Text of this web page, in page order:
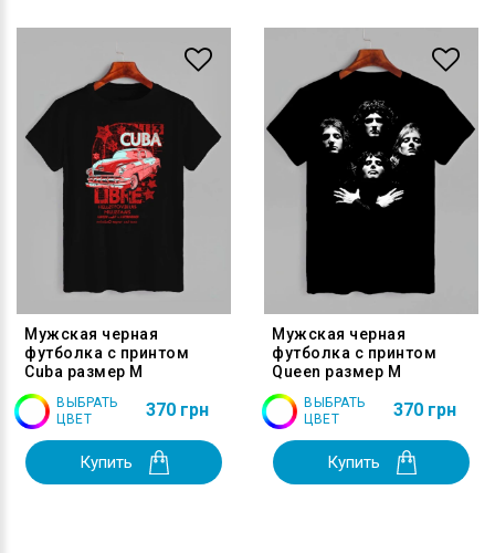
Мужская черная
футболка с принтом
Cuba размер M
ВЫБРАТЬ
ЦВЕТ
370 грн
Купить
Мужская черная
футболка с принтом
Queen размер M
ВЫБРАТЬ
ЦВЕТ
370 грн
Купить